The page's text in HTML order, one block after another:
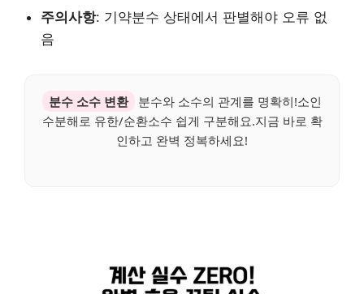
주의사항: 기약분수 상태에서 판별해야 오류 없
음
분수 소수 변환
분수와 소수의 관계를 명확히!소인
수분해로 유한/순환소수 쉽게 구분해요.지금 바로 확
인하고 완벽 정복하세요!